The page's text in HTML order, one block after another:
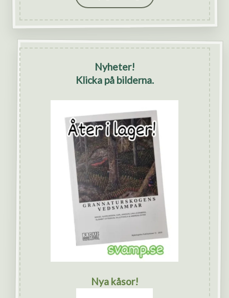
Nyheter!
Klicka på bilderna.
Nya kåsor!